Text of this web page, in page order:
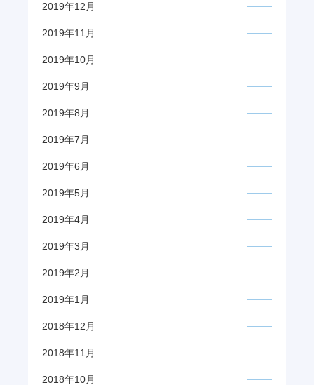
2019年12月
2019年11月
2019年10月
2019年9月
2019年8月
2019年7月
2019年6月
2019年5月
2019年4月
2019年3月
2019年2月
2019年1月
2018年12月
2018年11月
2018年10月